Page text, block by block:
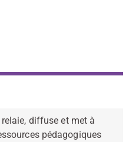
relaie, diffuse et met à
pédagogiques